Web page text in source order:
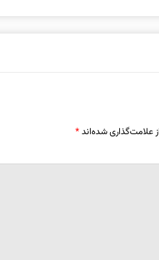
علامت‌گذاری شده‌اند*